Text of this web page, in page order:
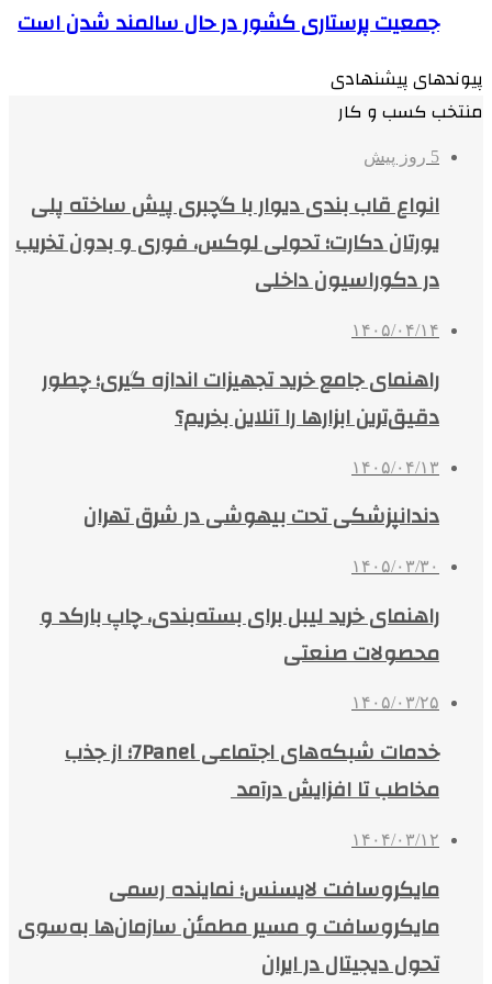
جمعیت پرستاری کشور در حال سالمند شدن است
پیوندهای پیشنهادی
منتخب کسب و کار
5 روز پیش
انواع قاب بندی دیوار با گچبری پیش ساخته پلی
یورتان دکارت؛ تحولی لوکس، فوری و بدون تخریب
در دکوراسیون داخلی
۱۴۰۵/۰۴/۱۴
راهنمای جامع خرید تجهیزات اندازه گیری؛ چطور
دقیق‌ترین ابزارها را آنلاین بخریم؟
۱۴۰۵/۰۴/۱۳
دندانپزشکی تحت بیهوشی در شرق تهران
۱۴۰۵/۰۳/۳۰
راهنمای خرید لیبل برای بسته‌بندی، چاپ بارکد و
محصولات صنعتی
۱۴۰۵/۰۳/۲۵
خدمات شبکه‌های اجتماعی 7Panel؛ از جذب
مخاطب تا افزایش درآمد
۱۴۰۴/۰۳/۱۲
مایکروسافت لایسنس؛ نماینده رسمی
مایکروسافت و مسیر مطمئن سازمان‌ها به‌سوی
تحول دیجیتال در ایران